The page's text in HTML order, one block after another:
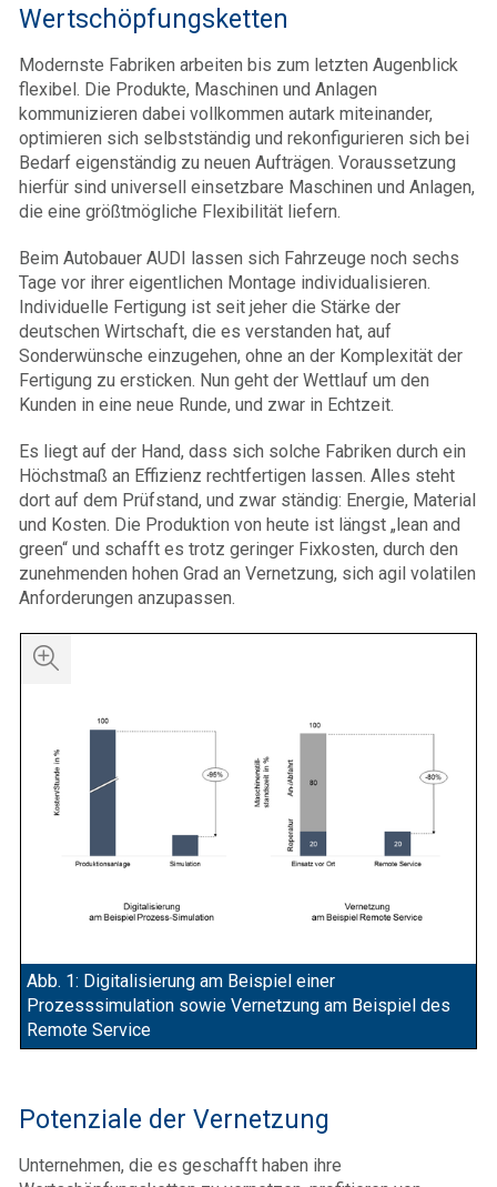
Wertschöpfungsketten
Modernste Fabriken arbeiten bis zum letzten Augenblick
flexibel. Die Produkte, Maschinen und Anlagen
kommunizieren dabei vollkommen autark miteinander,
optimieren sich selbstständig und rekonfigurieren sich bei
Bedarf eigenständig zu neuen Aufträgen. Voraussetzung
hierfür sind universell einsetzbare Maschinen und Anlagen,
die eine größtmögliche Flexibilität liefern.
Beim Autobauer AUDI lassen sich Fahrzeuge noch sechs
Tage vor ihrer eigentlichen Montage individualisieren.
Individuelle Fertigung ist seit jeher die Stärke der
deutschen Wirtschaft, die es verstanden hat, auf
Sonderwünsche einzugehen, ohne an der Komplexität der
Fertigung zu ersticken. Nun geht der Wettlauf um den
Kunden in eine neue Runde, und zwar in Echtzeit.
Es liegt auf der Hand, dass sich solche Fabriken durch ein
Höchstmaß an Effizienz rechtfertigen lassen. Alles steht
dort auf dem Prüfstand, und zwar ständig: Energie, Material
und Kosten. Die Produktion von heute ist längst „lean and
green“ und schafft es trotz geringer Fixkosten, durch den
zunehmenden hohen Grad an Vernetzung, sich agil volatilen
Anforderungen anzupassen.
Abb. 1: Digitalisierung am Beispiel einer
Prozesssimulation sowie Vernetzung am Beispiel des
Remote Service
Potenziale der Vernetzung
Unternehmen, die es geschafft haben ihre